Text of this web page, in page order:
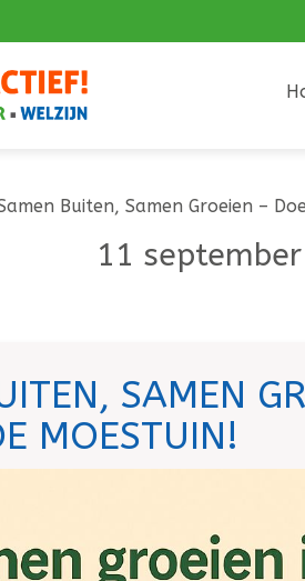
Buiten, Samen Groeien –
11
SAMEN
MOESTUIN!